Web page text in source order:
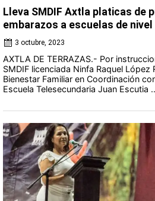
Lleva SMDIF Axtla platicas de
embarazos a escuelas de nivel
3 octubre, 2023
AXTLA DE TERRAZAS.- Por
SMDIF licenciada Ninfa Raquel López
Bienestar Familiar en Coordinación
Escuela Telesecundaria Juan Escutia